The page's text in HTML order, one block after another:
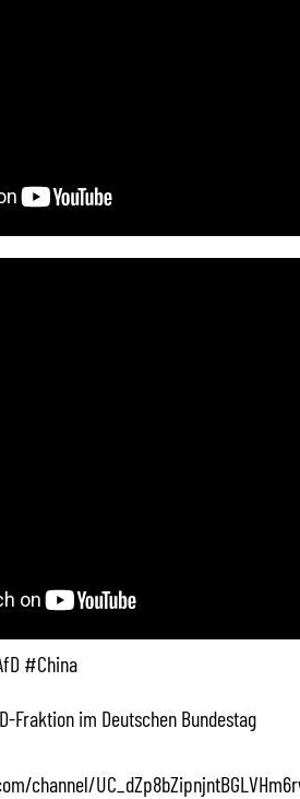
#China
Fraktion im Deutschen Bundestag
channel/